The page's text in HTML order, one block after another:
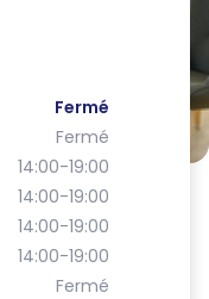
Fermé
Fermé
14:00-19:00
14:00-19:00
14:00-19:00
14:00-19:00
Fermé